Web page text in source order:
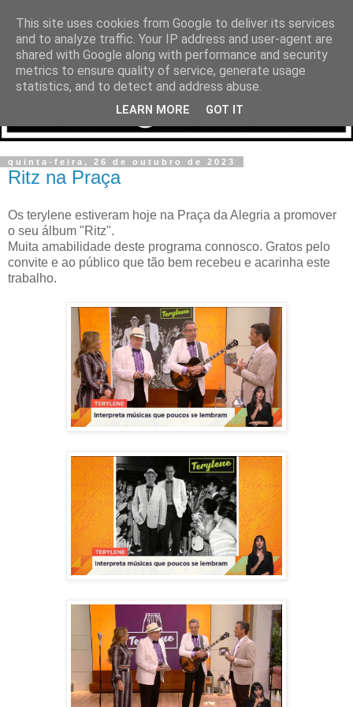
quinta-feira, 26 de outubro de 2023
Ritz na Praça
Os terylene estiveram hoje na Praça da Alegria a promover
o seu álbum "Ritz".
Muita amabilidade deste programa connosco. Gratos pelo
convite e ao público que tão bem recebeu e acarinha este
trabalho.
This site uses cookies from Google to deliver its services
and to analyze traffic. Your IP address and user-agent are
shared with Google along with performance and security
metrics to ensure quality of service, generate usage
statistics, and to detect and address abuse.
LEARN MORE GOT IT